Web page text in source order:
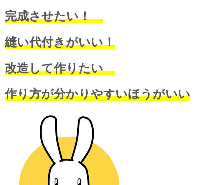
完成させたい！
縫い代付きがいい！
改造して作りたい
作り方が分かりやすいほうがいい